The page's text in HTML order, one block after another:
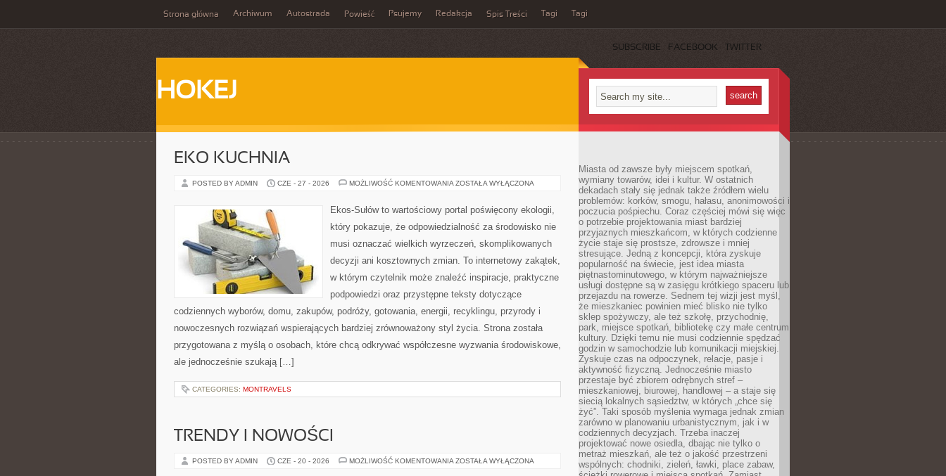
Strona główna Archiwum Autostrada Powieść Psujemy Redakcja Spis Treści Tagi Tagi
SUBSCRIBE FACEBOOK TWITTER
HOKEJ
EKO KUCHNIA
POSTED BY ADMIN CZE - 27 - 2026 MOŻLIWOŚĆ KOMENTOWANIA EKO
ZOSTAŁA WYŁĄCZONA
Ekos-Sułów to wartościowy portal poświęcony ekologii,
który pokazuje, że odpowiedzialność za środowisko nie
musi oznaczać wielkich wyrzeczeń, skomplikowanych
decyzji ani kosztownych zmian. To internetowy zakątek,
w którym czytelnik może znaleźć inspiracje, praktyczne
podpowiedzi oraz przystępne teksty dotyczące
codziennych wyborów, domu, zakupów, podróży, gotowania, energii, recyklingu, przyrody i
nowoczesnych rozwiązań wspierających bardziej zrównoważony styl życia. Strona została
przygotowana z myślą o osobach, które chcą odkrywać współczesne wyzwania środowiskowe,
ale jednocześnie szukają […]
CATEGORIES: MONTRAVELS
TRENDY I NOWOŚCI
POSTED BY ADMIN CZE - 20 - 2026 MOŻLIWOŚĆ KOMENTOWANIA TRENDY
ZOSTAŁA WYŁĄCZONA
Miasta od zawsze były miejscem spotkań,
wymiany towarów, idei i kultur. W ostatnich
dekadach stały się jednak także źródłem wielu
problemów: korków, smogu, hałasu, anonimowości i
poczucia pośpiechu. Coraz częściej mówi się więc
o potrzebie projektowania miast bardziej
przyjaznych mieszkańcom, w których codzienne
życie staje się prostsze, zdrowsze i mniej
stresujące. Jedną z koncepcji, która zyskuje
popularność na świecie, jest idea miasta
piętnastominutowego, w którym najważniejsze
usługi dostępne są w zasięgu krótkiego spaceru lub
przejazdu na rowerze. Sednem tej wizji jest myśl,
że mieszkaniec powinien mieć blisko nie tylko
sklep spożywczy, ale też szkołę, przychodnię,
park, miejsce spotkań, bibliotekę czy małe centrum
kultury. Dzięki temu nie musi codziennie spędzać
godzin w samochodzie lub komunikacji miejskiej.
Zyskuje czas na odpoczynek, relacje, pasje i
aktywność fizyczną. Jednocześnie miasto
przestaje być zbiorem odrębnych stref –
mieszkaniowej, biurowej, handlowej – a staje się
siecią lokalnych sąsiedztw, w których „chce się
żyć”. Taki sposób myślenia wymaga jednak zmian
zarówno w planowaniu urbanistycznym, jak i w
codziennych decyzjach. Trzeba inaczej
projektować nowe osiedla, dbając nie tylko o
metraż mieszkań, ale też o jakość przestrzeni
wspólnych: chodniki, zieleń, ławki, place zabaw,